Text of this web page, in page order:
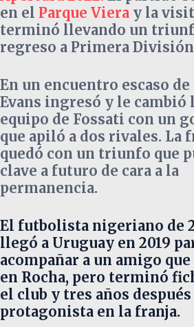
en el Parque Viera y la
terminó llevando un
regreso a Primera
En un encuentro escaso de
Evans ingresó y le cambió
equipo de Fossati con un
que apiló a dos rivales. La
quedó con un triunfo que
clave a futuro de cara a la
permanencia.
El futbolista nigeriano de
llegó a Uruguay en 2019
acompañar a un amigo
en Rocha, pero terminó
el club y tres años después
protagonista en la franja.